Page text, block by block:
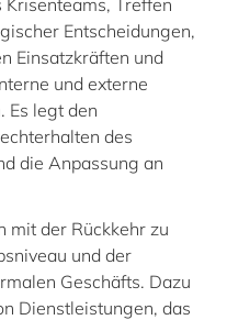
Treffen
Entscheidungen,
Einsatzkräften und
und externe
Es legt den
des
die Anpassung an
mit der Rückkehr zu
und der
Geschäfts. Dazu
Dienstleistungen, das